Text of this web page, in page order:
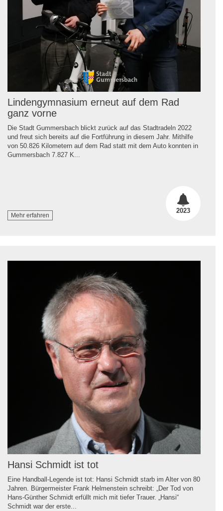
Lindengymnasium erneut auf dem Rad
ganz vorne
Die Stadt Gummersbach blickt zurück auf das Stadtradeln 2022
und freut sich bereits auf die Fortführung in diesem Jahr. Mithilfe
von 50.826 Kilometern auf dem Rad statt mit dem Auto konnten in
Gummersbach 7.827 K...
Mehr erfahren
2023
Hansi Schmidt ist tot
Eine Handball-Legende ist tot: Hansi Schmidt starb im Alter von 80
Jahren. Bürgermeister Frank Helmenstein schreibt: „Der Tod von
Hans-Günther Schmidt erfüllt mich mit tiefer Trauer. „Hansi“
Schmidt war der erste...